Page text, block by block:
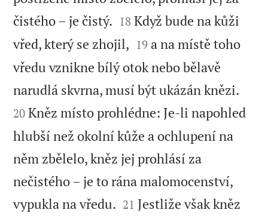
čistého – je čistý. 

18 Když bude na kůži
vřed, který se zhojil, 

19 a na místě toho
vředu vznikne bílý otok nebo bělavě
narudlá skvrna, musí být ukázán knězi.
20 Kněz místo prohlédne: Je-li napohled
hlubší než okolní kůže a ochlupení na
něm zbělelo, kněz jej prohlásí za
nečistého – je to rána malomocenství,
vypukla na vředu. 

21 Jestliže však kněz